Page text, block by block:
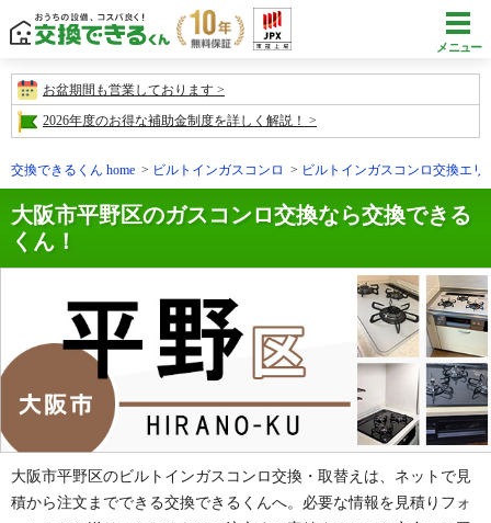
メニュー
お盆期間も営業しております
2026年度のお得な補助金制度を詳しく解説！
交換できるくん home ビルトインガスコンロ ビルトインガスコンロ交換エリ
大阪市平野区のガスコンロ交換なら交換できる
くん！
大阪市平野区のビルトインガスコンロ交換・取替えは、ネットで見
積から注文までできる交換できるくんへ。必要な情報を見積りフォ